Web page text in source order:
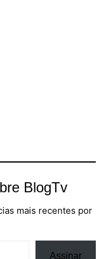
BlogTv
mais recentes por
Assinar